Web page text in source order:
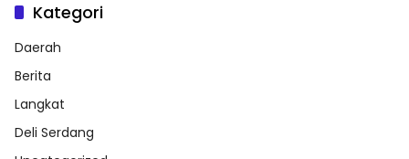
Kategori
Daerah
Berita
Langkat
Deli Serdang